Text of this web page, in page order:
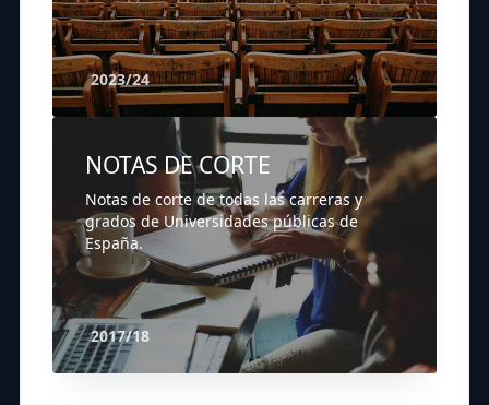
2023/24
NOTAS DE CORTE
Notas de corte de todas las carreras y
grados de Universidades públicas de
España.
2017/18